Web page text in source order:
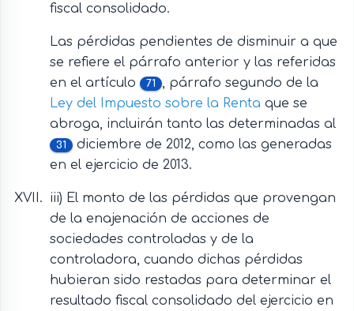
fiscal consolidado.
Las pérdidas pendientes de disminuir a que
se refiere el párrafo anterior y las referidas
en el artículo
71
, párrafo segundo de la
Ley del Impuesto sobre la Renta que se
abroga, incluirán tanto las determinadas al
31
diciembre de 2012, como las generadas
en el ejercicio de 2013.
iii) El monto de las pérdidas que provengan
de la enajenación de acciones de
sociedades controladas y de la
controladora, cuando dichas pérdidas
hubieran sido restadas para determinar el
resultado fiscal consolidado del ejercicio en